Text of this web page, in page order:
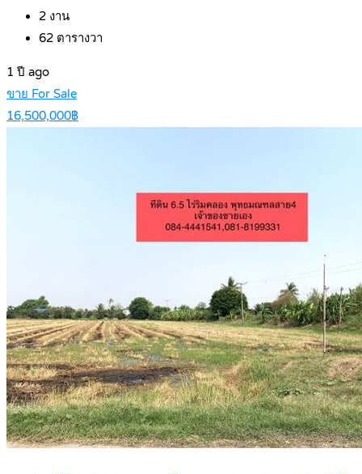
2 งาน
62 ตารางวา
1 ปี ago
ขาย For Sale
16,500,000฿